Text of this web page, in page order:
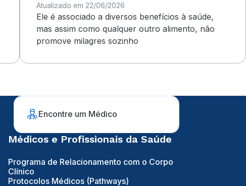
Atualizado em 22/06/2026
Ele é associado a diversos benefícios à saúde,
mas assim como qualquer outro alimento, não
promove milagres sozinho
Encontre um Médico
Médicos e Profissionais da Saúde
Programa de Relacionamento com o Corpo
Clínico
Protocolos Médicos (Pathways)